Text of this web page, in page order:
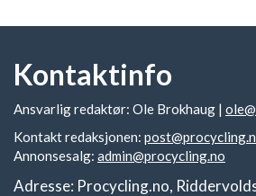
Kontaktinfo
Ansvarlig redaktør: Ole Brokhaug |
Kontakt redaksjonen:
Annonsesalg: admin@procycling.no
Adresse: Procycling.no,